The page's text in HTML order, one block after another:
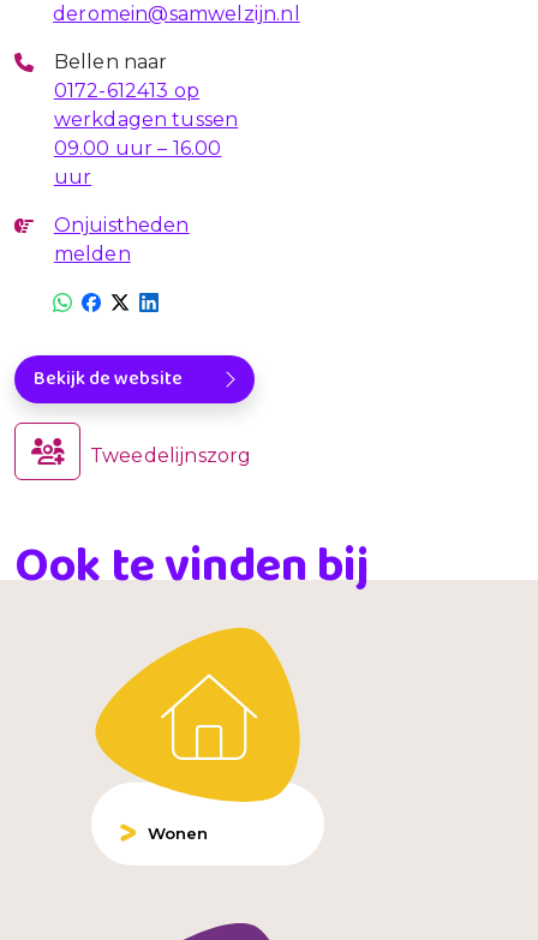
deromein@samwelzijn.nl
Bellen naar
0172-612413 op
werkdagen tussen
09.00 uur – 16.00
uur
Onjuistheden
melden
Bekijk de website
Tweedelijnszorg
Ook te vinden bij
Wonen